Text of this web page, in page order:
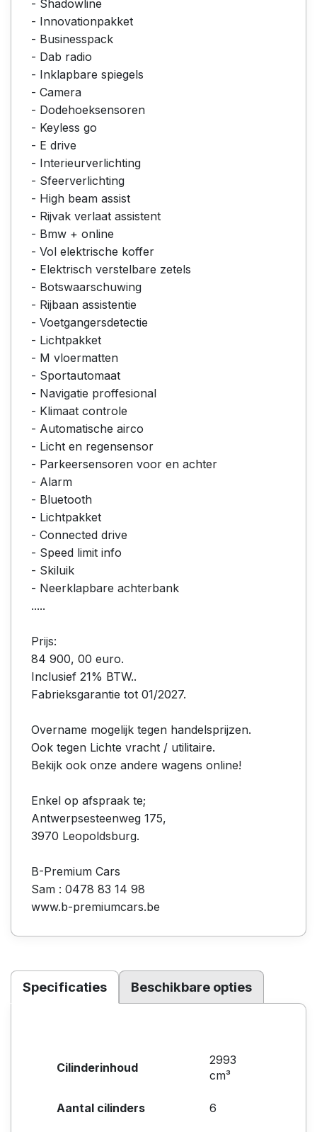
- Shadowline
- Innovationpakket
- Businesspack
- Dab radio
- Inklapbare spiegels
- Camera
- Dodehoeksensoren
- Keyless go
- E drive
- Interieurverlichting
- Sfeerverlichting
- High beam assist
- Rijvak verlaat assistent
- Bmw + online
- Vol elektrische koffer
- Elektrisch verstelbare zetels
- Botswaarschuwing
- Rijbaan assistentie
- Voetgangersdetectie
- Lichtpakket
- M vloermatten
- Sportautomaat
- Navigatie proffesional
- Klimaat controle
- Automatische airco
- Licht en regensensor
- Parkeersensoren voor en achter
- Alarm
- Bluetooth
- Lichtpakket
- Connected drive
- Speed limit info
- Skiluik
- Neerklapbare achterbank
.....
Prijs:
84 900, 00 euro.
Inclusief 21% BTW..
Fabrieksgarantie tot 01/2027.
Overname mogelijk tegen handelsprijzen.
Ook tegen Lichte vracht / utilitaire.
Bekijk ook onze andere wagens online!
Enkel op afspraak te;
Antwerpsesteenweg 175,
3970 Leopoldsburg.
B-Premium Cars
Sam : 0478 83 14 98
www.b-premiumcars.be
Specificaties Beschikbare opties
Cilinderinhoud
2993
cm³
Aantal cilinders 6